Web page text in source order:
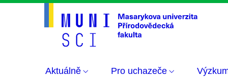
Aktuálně Pro uchazeče